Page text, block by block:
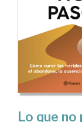
Lo que no